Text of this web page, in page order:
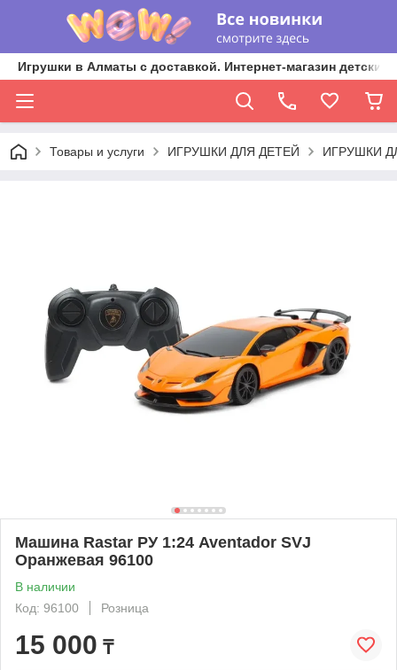
Игрушки в Алматы с доставкой. Интернет-магазин
Товары и услуги ИГРУШКИ ДЛЯ ДЕТЕЙ ИГРУШКИ
Машина Rastar РУ 1:24 Aventador SVJ
Оранжевая 96100
В наличии
Код: 96100
Розница
15 000 ₸